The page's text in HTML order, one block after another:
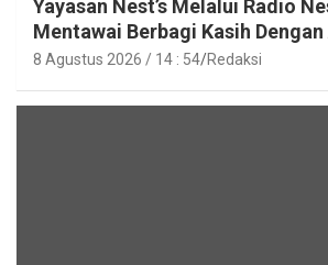
Yayasan Nest’s Melalui Radio
Mentawai Berbagi Kasih
Asrama SMAN 2 Sipora
8 Agustus 2026 / 14 : 54 Redaksi